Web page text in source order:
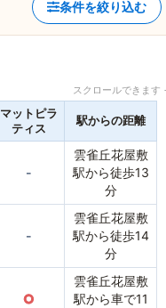
条件を絞り込む
スクロールできま
マットピラ
ティス
駅からの距離
-
雲雀丘花屋敷
駅から徒歩13
分
-
雲雀丘花屋敷
駅から徒歩14
分
○
雲雀丘花屋敷
駅から車で11